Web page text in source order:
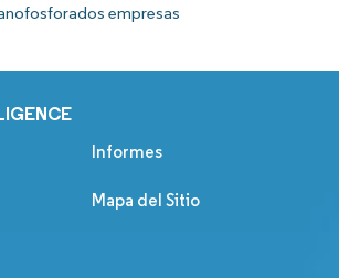
empresas
Informes
Mapa del Sitio